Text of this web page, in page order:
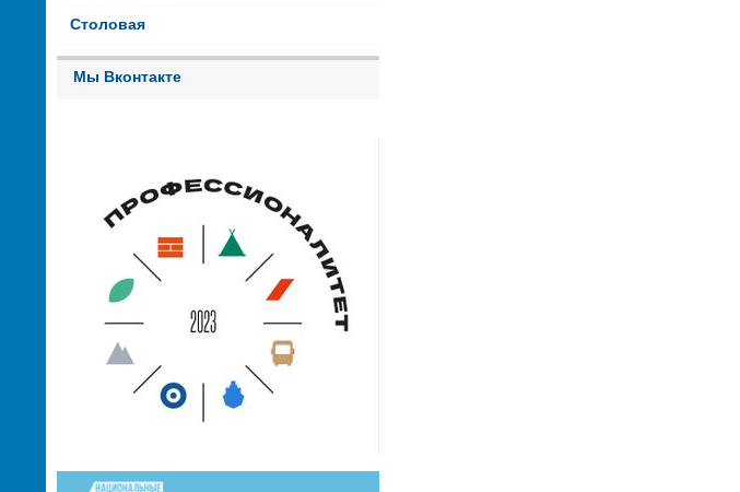
Столовая
Мы Вконтакте